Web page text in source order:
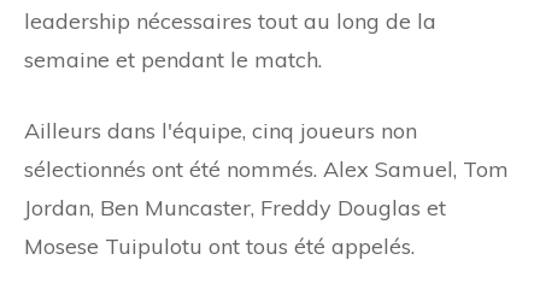
leadership nécessaires tout au long de la
semaine et pendant le match.
Ailleurs dans l'équipe, cinq joueurs non
sélectionnés ont été nommés. Alex Samuel, Tom
Jordan, Ben Muncaster, Freddy Douglas et
Mosese Tuipulotu ont tous été appelés.